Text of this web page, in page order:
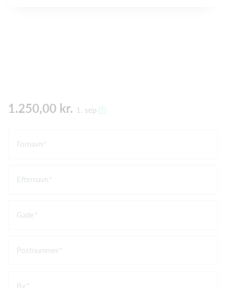
1.250,00 kr. 1. sep
Fornavn
Efternavn
Gade
Postnummer
By